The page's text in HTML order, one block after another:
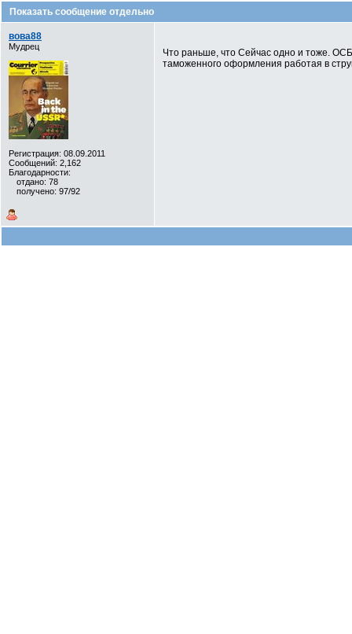
Показать сообщение отдельно
вова88
Мудрец
Регистрация: 08.09.2011
Сообщений: 2,162
Благодарности:
отдано: 78
получено: 97/92
Что раньше, что Сейчас одно и тоже.
таможенного оформления работая в